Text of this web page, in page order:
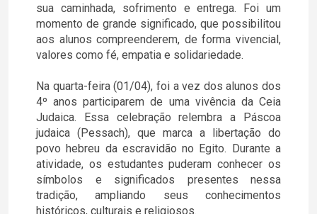
sua caminhada, sofrimento e entrega. Foi um
momento de grande significado, que possibilitou
aos alunos compreenderem, de forma vivencial,
valores como fé, empatia e solidariedade.
Na quarta-feira (01/04), foi a vez dos alunos dos
4º anos participarem de uma vivência da Ceia
Judaica. Essa celebração relembra a Páscoa
judaica (Pessach), que marca a libertação do
povo hebreu da escravidão no Egito. Durante a
atividade, os estudantes puderam conhecer os
símbolos e significados presentes nessa
tradição, ampliando seus conhecimentos
históricos, culturais e religiosos.